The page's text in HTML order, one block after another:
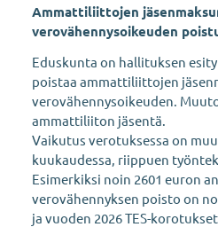
Ammattiliittojen
verovähennysoikeuden
Eduskunta on hallituksen
poistaa ammattiliittojen
verovähennysoikeuden.
ammattiliiton jäsentä.
Vaikutus verotuksessa on
kuukaudessa, riippuen
Esimerkiksi noin 2601 euron
verovähennyksen poisto on
ja vuoden 2026 TES-